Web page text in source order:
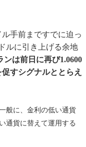
手前まですでに迫っ
ルに引き上げる余地
ンは前日に再び1.0600
すシグナルととらえ
般に、金利の低い通貨
通貨に替えて運用する